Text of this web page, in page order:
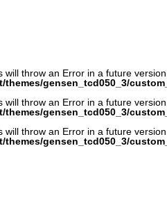
throw an Error in a future
gensen_tcd050_3/
throw an Error in a future
gensen_tcd050_3/
throw an Error in a future
gensen_tcd050_3/